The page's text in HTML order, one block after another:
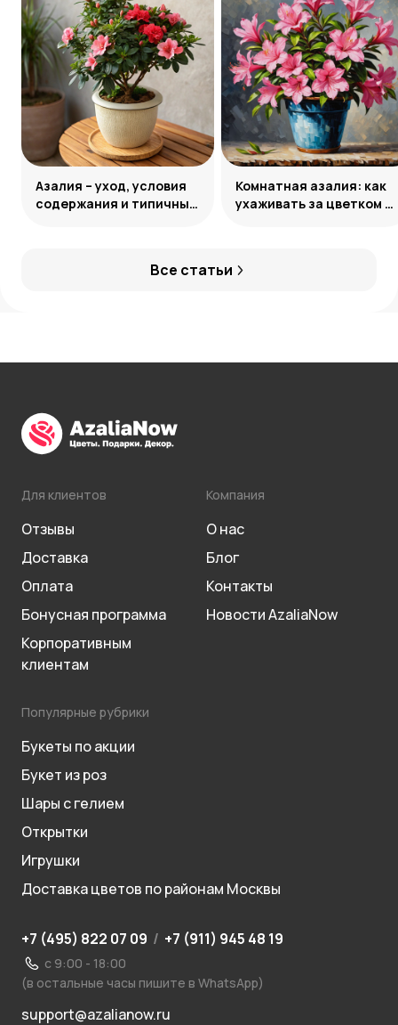
Все статьи
Азалия – уход, условия
содержания и типичные
Комнатная азалия: как
ухаживать за цветком в
Для клиентов
Отзывы
Доставка
Оплата
Бонусная программа
Корпоративным
клиентам
Компания
О нас
Блог
Контакты
Новости AzaliaNow
Популярные рубрики
Букеты по акции
Букет из роз
Шары с гелием
Открытки
Игрушки
Доставка цветов по районам Москвы
+7 (495) 822 07 09 / +7 (911) 945 48 19
с 9:00 - 18:00
(в остальные часы пишите в WhatsApp)
support@azalianow.ru